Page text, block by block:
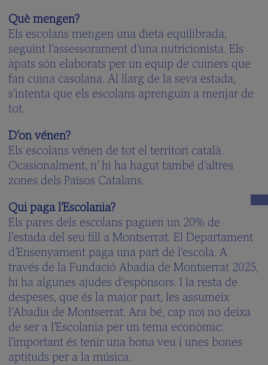
Què mengen?
Els escolans mengen una dieta equilibrada,
seguint l’assessorament d’una nutricionista. Els
àpats són elaborats per un equip de cuiners que
fan cuina casolana. Al llarg de la seva estada,
s’intenta que els escolans aprenguin a menjar de
tot.
D’on vénen?
Els escolans vénen de tot el territori català.
Ocasionalment, n’ hi ha hagut també d’altres
zones dels Països Catalans.
Qui paga l’Escolania?
Els pares dels escolans paguen un 20% de
l’estada del seu fill a Montserrat. El Departament
d’Ensenyament paga una part de l’escola. A
través de la Fundació Abadia de Montserrat 2025,
hi ha algunes ajudes d’espònsors. I la resta de
despeses, que és la major part, les assumeix
l’Abadia de Montserrat. Ara bé, cap noi no deixa
de ser a l’Escolania per un tema econòmic:
l’important és tenir una bona veu i unes bones
aptituds per a la música.